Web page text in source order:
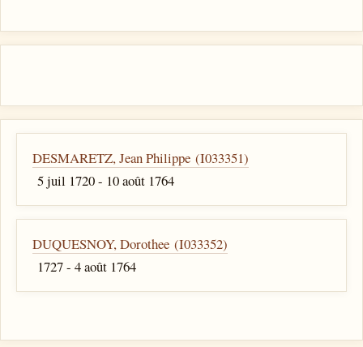
DESMARETZ, Jean Philippe (I033351)
5 juil 1720 - 10 août 1764
DUQUESNOY, Dorothee (I033352)
1727 - 4 août 1764